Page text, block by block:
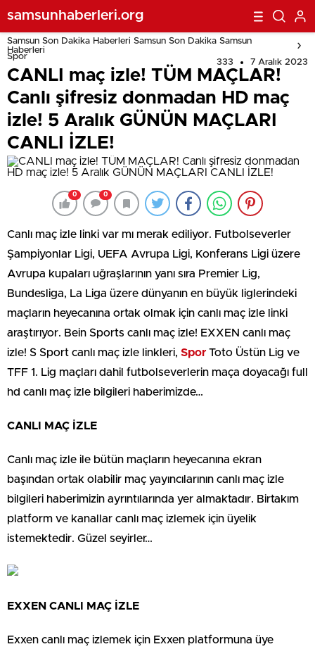
samsunhaberleri.org
Samsun Son Dakika Haberleri Samsun Son Dakika Samsun
Haberleri
Spor
333 7 Aralık 2023
CANLI maç izle! TÜM MAÇLAR!
Canlı şifresiz donmadan HD maç
izle! 5 Aralık GÜNÜN MAÇLARI
CANLI İZLE!
0 0
Canlı maç izle linki var mı merak ediliyor. Futbolseverler
Şampiyonlar Ligi, UEFA Avrupa Ligi, Konferans Ligi üzere
Avrupa kupaları uğraşlarının yanı sıra Premier Lig,
Bundesliga, La Liga üzere dünyanın en büyük liglerindeki
maçların heyecanına ortak olmak için canlı maç izle linki
araştırıyor. Bein Sports canlı maç izle! EXXEN canlı maç
izle! S Sport canlı maç izle linkleri, Spor Toto Üstün Lig ve
TFF 1. Lig maçları dahil futbolseverlerin maça doyacağı full
hd canlı maç izle bilgileri haberimizde…
CANLI MAÇ İZLE
Canlı maç izle ile bütün maçların heyecanına ekran
başından ortak olabilir maç yayıncılarının canlı maç izle
bilgileri haberimizin ayrıntılarında yer almaktadır. Birtakım
platform ve kanallar canlı maç izlemek için üyelik
istemektedir. Güzel seyirler…
EXXEN CANLI MAÇ İZLE
Exxen canlı maç izlemek için Exxen platformuna üye